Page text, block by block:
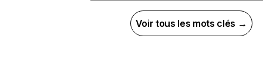
Voir tous les mots clés →